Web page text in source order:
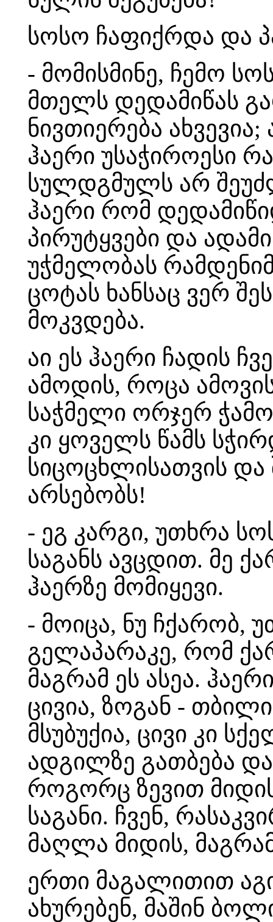
სოსო ჩაფიქრდა და
- მომისმინე, ჩემო
მთელს დედამიწას
ნივთიერება
ჰაერი უსაჭიროესი
სულდგმულს არ
ჰაერი რომ
პირუტყვები და
უჭმელობას
ცოტას ხანსაც ვერ
მოკვდება.
აი ეს ჰაერი ჩადის
ამოდის, როცა
საჭმელი ორჯერ
კი ყოველს წამს
სიცოცხლისათვის და
არსებობს!
- ეგ კარგი, უთხრა
საგანს ავცდით. მე
ჰაერზე მომიყევი.
- მოიცა, ნუ ჩქარობ,
გელაპარაკე, რომ
მაგრამ ეს ასეა.
ცივია, ზოგან -
მსუბუქია, ცივი კი
ადგილზე გათბება
როგორც ზევით
საგანი. ჩვენ,
მაღლა მიდის,
ერთი მაგალითით
ახურებენ, მაშინ